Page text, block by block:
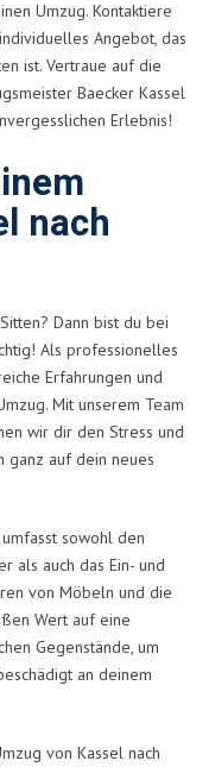
Umzug. Kontaktiere
Angebot, das
ist. Vertraue auf die
Baecker Kassel
Erlebnis!
nach
Dann bist du bei
Als professionelles
Erfahrungen und
Mit unserem Team
wir dir den Stress und
ganz auf dein neues
sowohl den
als auch das Ein- und
von Möbeln und die
Wert auf eine
Gegenstände, um
an deinem
von Kassel nach